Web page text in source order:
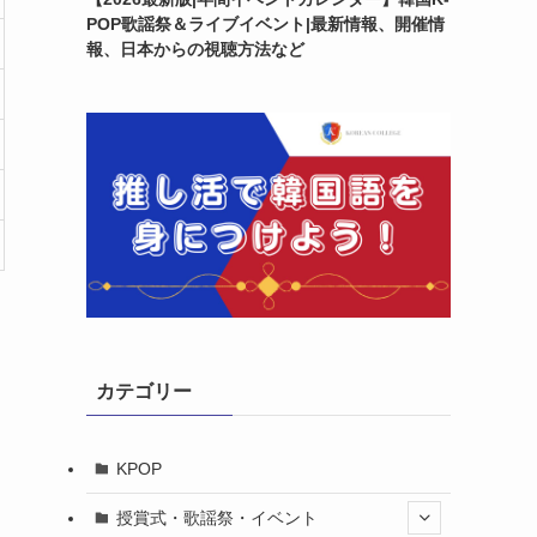
POP歌謡祭＆ライブイベント|最新情報、開催情
報、日本からの視聴方法など
カテゴリー
KPOP
授賞式・歌謡祭・イベント